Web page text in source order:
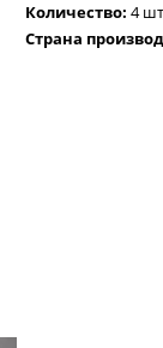
Количество:4
Страна